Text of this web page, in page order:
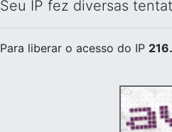
Seu IP fez diversas
Para liberar o acesso do IP